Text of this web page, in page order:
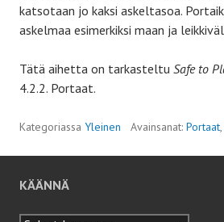
katsotaan jo kaksi askeltasoa.
askelmaa esimerkiksi maan ja
Tätä aihetta on tarkasteltu Safe to
4.2.2. Portaat.
Kategoriassa Yleinen Avainsanat: Portaat,
KÄÄNNÄ